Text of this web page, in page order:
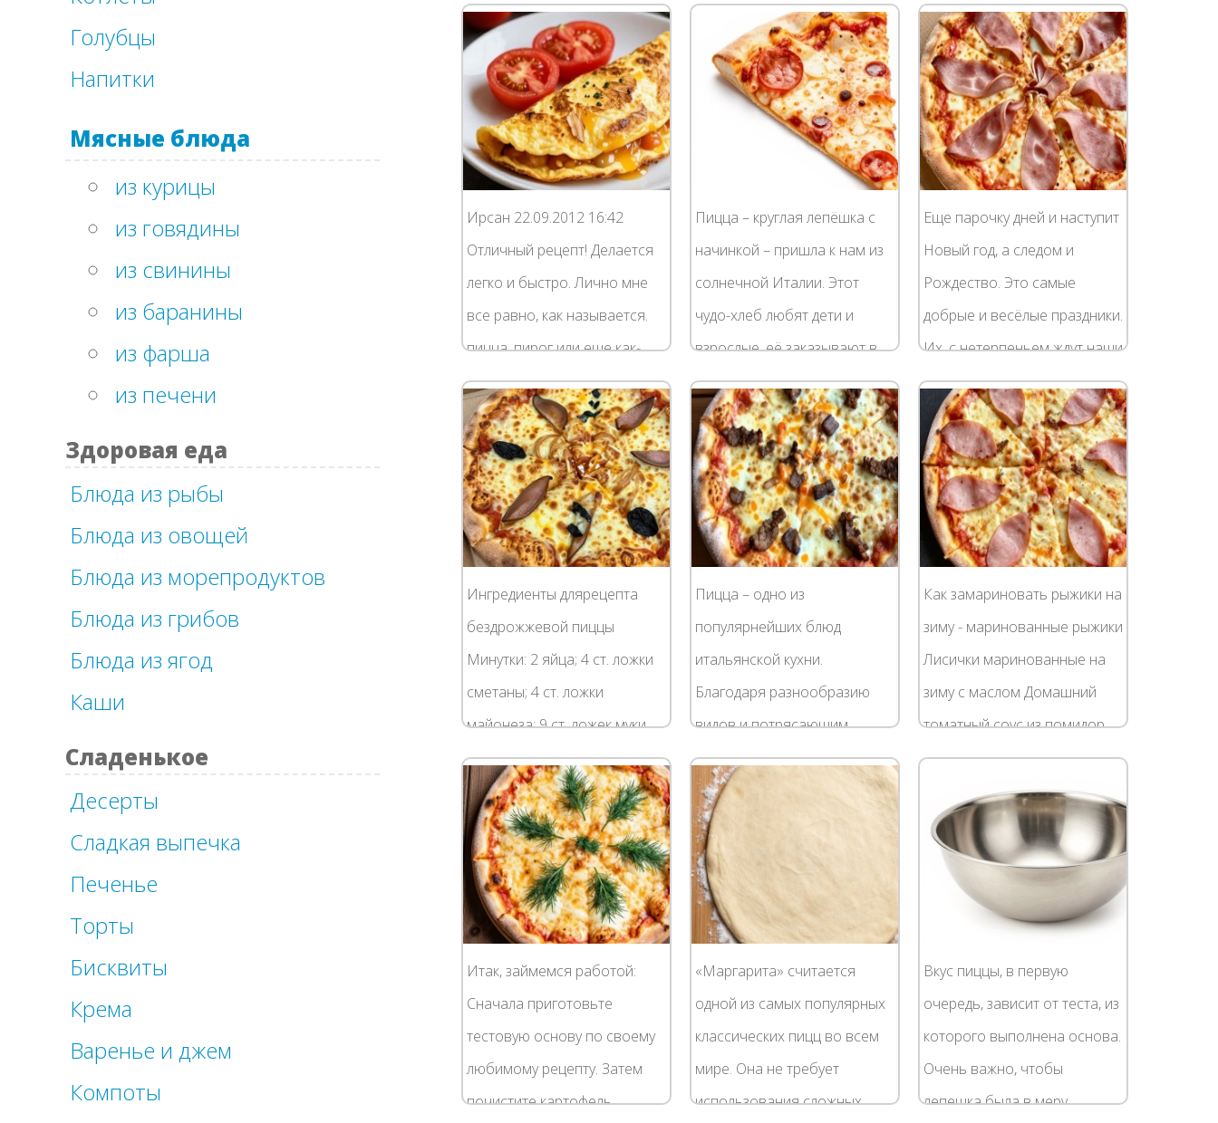
Голубцы
Напитки
Мясные блюда
из курицы
из говядины
из свинины
из баранины
из фарша
из печени
Здоровая еда
Блюда из рыбы
Блюда из овощей
Блюда из морепродуктов
Блюда из грибов
Блюда из ягод
Каши
Сладенькое
Десерты
Сладкая выпечка
Печенье
Торты
Бисквиты
Крема
Варенье и джем
Компоты
представляют жизни
американцы (кстати, многие
города...
приготовленная
собственными руками. К
сожалению, многие...
вопросе. Правильно
приготовленное тонкое
дрожжевое тесто...
Ирсан 22.09.2012 16:42
Отличный рецепт! Делается
легко и быстро. Лично мне
все равно, как называется.
пицца, пирог или еще как-
нибудь. Бывают ситуации,
когда духовки нет в принципе
или где-то...
Пицца – круглая лепёшка с
начинкой – пришла к нам из
солнечной Италии. Этот
чудо-хлеб любят дети и
взрослые, её заказывают в
кафетериях, покупают
навынос, готовят дома.
Быстрое в приготовлении...
Еще парочку дней и наступит
Новый год, а следом и
Рождество. Это самые
добрые и весёлые праздники.
Их, с нетерпеньем ждут наши
дети, да и взрослые не прочь
повеселиться. А нам,
дорогие...
Ингредиенты длярецепта
бездрожжевой пиццы
Минутки: 2 яйца; 4 ст. ложки
сметаны; 4 ст. ложки
майонеза; 9 ст. ложек муки
без горки; сыр; колбаса;
грибы; помидоры по вкусу.
Как приготовить: Для...
Пицца – одно из
популярнейших блюд
итальянской кухни.
Благодаря разнообразию
видов и потрясающим
вкусовым качествам, пиццу
знают и любят практически в
любой стране мира. Есть
множество...
Как замариновать рыжики на
зиму - маринованные рыжики
Лисички маринованные на
зиму с маслом Домашний
томатный соус из помидор
на зиму Яблочный пирог "3
стакана" Как замариновать
рыжики на зиму...
Итак, займемся работой:
Сначала приготовьте
тестовую основу по своему
любимому рецепту. Затем
почистите картофель,
«Маргарита» считается
одной из самых популярных
классических пицц во всем
мире. Она не требует
использования сложных
Вкус пиццы, в первую
очередь, зависит от теста, из
которого выполнена основа.
Очень важно, чтобы
лепешка была в меру